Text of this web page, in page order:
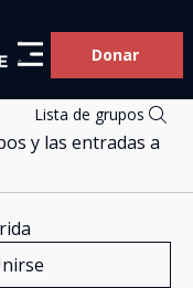
Donar
Lista de grupos
y las entradas a